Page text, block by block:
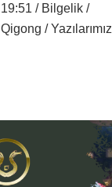
19:51 / Bilgelik /
Qigong /Yazılarımız